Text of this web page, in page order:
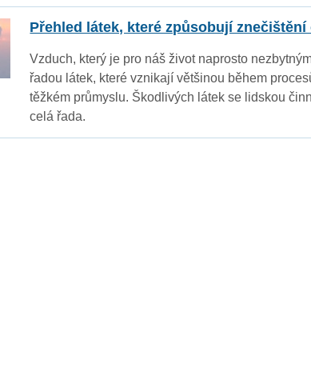
Přehled látek, které způsobují
Vzduch, který je pro náš život naprosto
řadou látek, které vznikají většinou během
těžkém průmyslu. Škodlivých látek se lidskou
celá řada.